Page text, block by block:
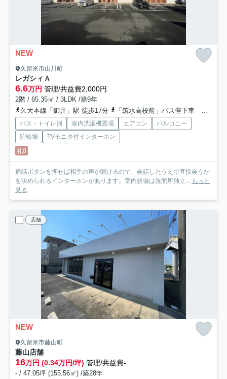
NEW
久留米市山川町
レガシィＡ
6.6万円 管理/共益費2,000円
2階 / 65.35㎡ / 3LDK /築9年
久大本線「御井」駅 徒歩17分
「筑水高校前」バス停下車 徒歩4分
バス・トイレ別 室内洗濯機置場 エアコン
バルコニー
駐輪場
TVモニタ付インターホン
礼0
通話ボタンを押せば相手の声が聞けるので、会話したうえで直接会うか
を決められるインターホンがあります。室内設備は洗面所独立... もっと
見る
店舗
NEW
久留米市藤山町
藤山店舗
16万円 (0.34万円/坪) 管理/共益費-
- / 47.05坪 (155.56㎡) /築28年